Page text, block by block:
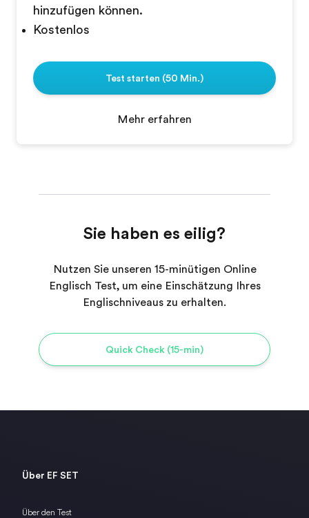
hinzufügen können.
Kostenlos
Test starten (50 Min.)
Mehr erfahren
Sie haben es eilig?
Nutzen Sie unseren 15-minütigen Online
Englisch Test, um eine Einschätzung Ihres
Englischniveaus zu erhalten.
Quick Check (15-min)
Über EF SET
Über den Test